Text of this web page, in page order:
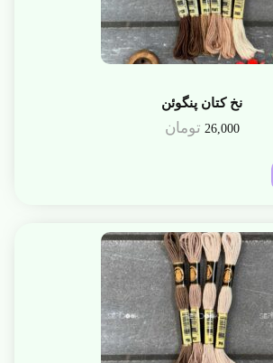
نخ کتان پنگوئن
26,000 تومان